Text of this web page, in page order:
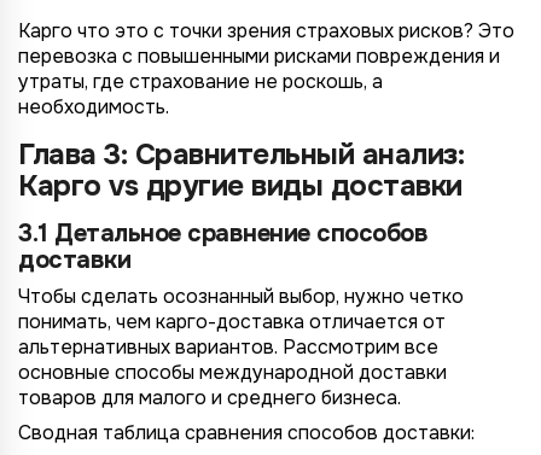
Карго что это с точки зрения страховых рисков? Это
перевозка с повышенными рисками повреждения и
утраты, где страхование не роскошь, а
необходимость.
Глава 3: Сравнительный анализ:
Карго vs другие виды доставки
3.1 Детальное сравнение способов
доставки
Чтобы сделать осознанный выбор, нужно четко
понимать, чем карго-доставка отличается от
альтернативных вариантов. Рассмотрим все
основные способы международной доставки
товаров для малого и среднего бизнеса.
Сводная таблица сравнения способов доставки: